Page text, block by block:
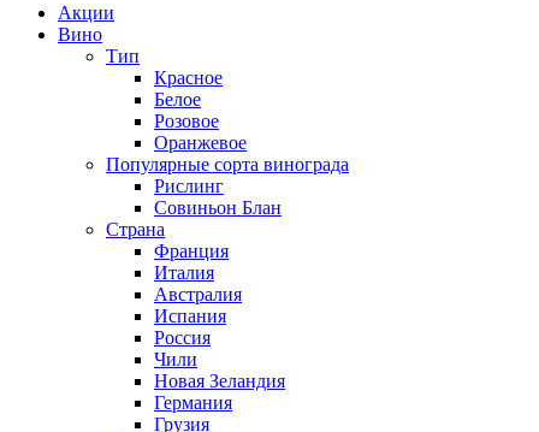
Акции
Вино
Тип
Красное
Белое
Розовое
Оранжевое
Популярные сорта винограда
Рислинг
Совиньон Блан
Страна
Франция
Италия
Австралия
Испания
Россия
Чили
Новая Зеландия
Германия
Грузия